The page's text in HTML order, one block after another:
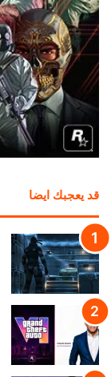
قد يعجبك ايضا